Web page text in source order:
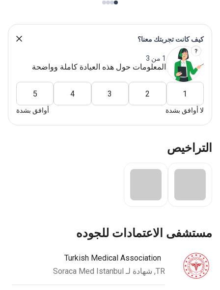
كانت تجربتك معنا؟
1 من 3
المعلومات حول هذه العيادة كاملة وواضحة
أوافق بشدة أوافق بشدة
الاعتمادات للجوده
Turkish Medical Association
TR, شهادة لـ Soraca Med Istanbul